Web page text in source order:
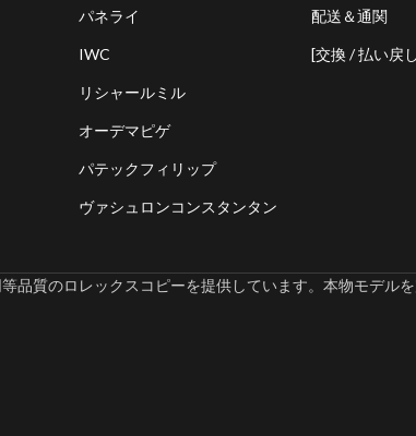
パネライ
IWC
リシャールミル
オーデマピゲ
パテックフィリップ
ヴァシュロンコンスタンタン
配送＆通関
[交換 / 払い戻
品質のロレックスコピーを提供しています。本物モデル